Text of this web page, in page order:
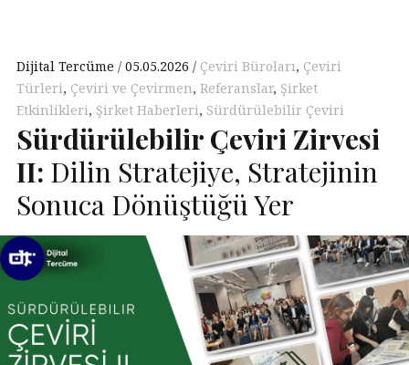
Dijital Tercüme 05.05.2026 Çeviri Büroları, Çeviri
Türleri, Çeviri ve Çevirmen, Referanslar, Şirket
Etkinlikleri, Şirket Haberleri, Sürdürülebilir Çeviri
Sürdürülebilir Çeviri Zirvesi
II: Dilin Stratejiye, Stratejinin
Sonuca Dönüştüğü Yer